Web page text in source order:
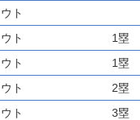
ト
ト
1塁
ト
1塁
ト
2塁
ト
3塁